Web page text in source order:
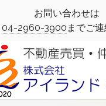
お問い合わせは
04-2960-3900 までご連